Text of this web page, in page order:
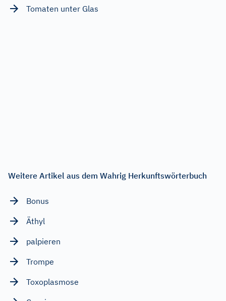
Tomaten unter Glas
Weitere Artikel aus dem Wahrig Herkunftswörterbuch
Bonus
Äthyl
palpieren
Trompe
Toxoplasmose